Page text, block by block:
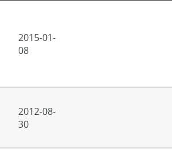
2015-01-
08
2012-08-
30